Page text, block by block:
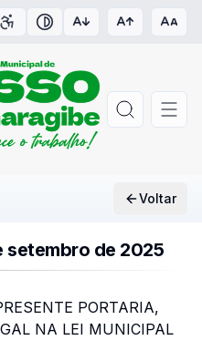
Acessibilidade
Contraste
Voltar
setembro de 2025
PORTARIA,
NA LEI MUNICIPAL